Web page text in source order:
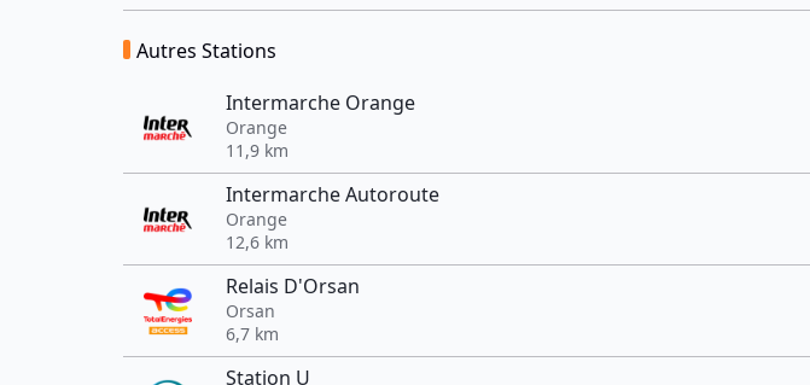
Autres Stations
Intermarche Orange
Orange
11,9 km
Intermarche Autoroute
Orange
12,6 km
Relais D'Orsan
Orsan
6,7 km
Station U